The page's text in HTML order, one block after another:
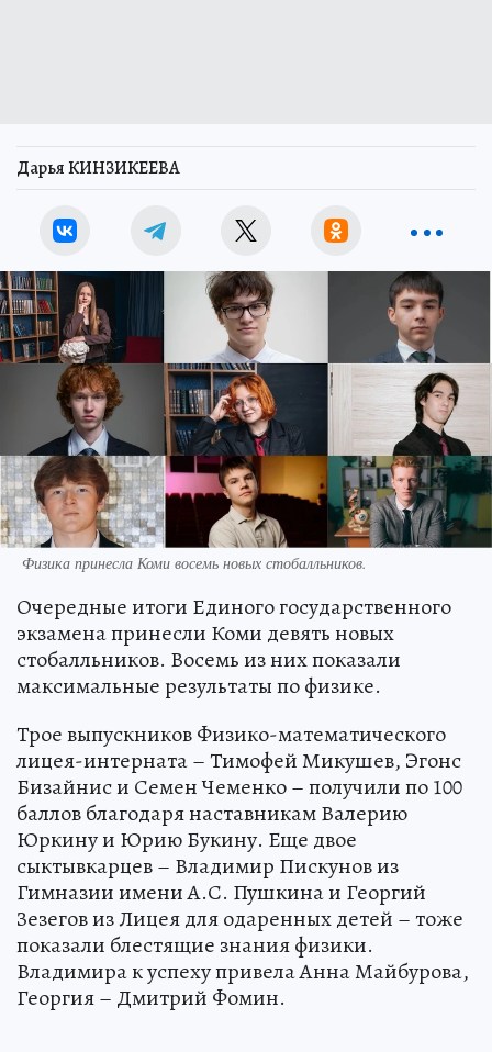
Дарья КИНЗИКЕЕВА
Физика принесла Коми восемь новых стобалльников.
Очередные итоги Единого государственного
экзамена принесли Коми девять новых
стобалльников. Восемь из них показали
максимальные результаты по физике.
Трое выпускников Физико-математического
лицея-интерната – Тимофей Микушев, Эгонс
Бизайнис и Семен Чеменко – получили по 100
баллов благодаря наставникам Валерию
Юркину и Юрию Букину. Еще двое
сыктывкарцев – Владимир Пискунов из
Гимназии имени А.С. Пушкина и Георгий
Зезегов из Лицея для одаренных детей – тоже
показали блестящие знания физики.
Владимира к успеху привела Анна Майбурова,
Георгия – Дмитрий Фомин.